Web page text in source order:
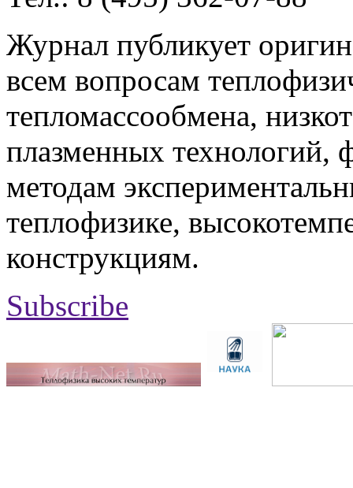
Журнал публикует
всем вопросам
тепломассообмена,
плазменных технологий,
методам
теплофизике,
конструкциям.
Subscribe